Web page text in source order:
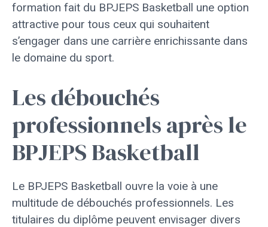
formation fait du BPJEPS Basketball une option
attractive pour tous ceux qui souhaitent
s’engager dans une carrière enrichissante dans
le domaine du sport.
Les débouchés
professionnels après le
BPJEPS Basketball
Le BPJEPS Basketball ouvre la voie à une
multitude de débouchés professionnels. Les
titulaires du diplôme peuvent envisager divers